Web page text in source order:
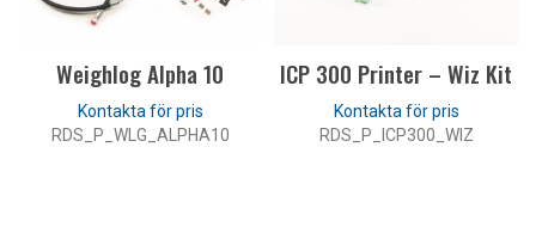
Weighlog Alpha 10
RDS_P_WLG_ALPHA10
ICP 300 Printer – Wiz Kit
RDS_P_ICP300_WIZ